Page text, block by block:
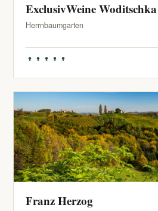
ExclusivWeine Woditschka
Herrnbaumgarten
Franz Herzog